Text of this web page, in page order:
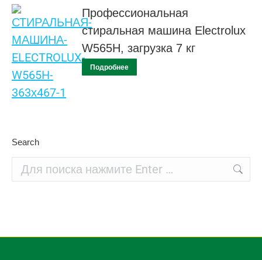
Профессиональная
стиральная машина Electrolux
W565H, загрузка 7 кг
Подробнее
Search